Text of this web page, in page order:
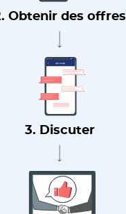
Obtenir des offres
3. Discuter